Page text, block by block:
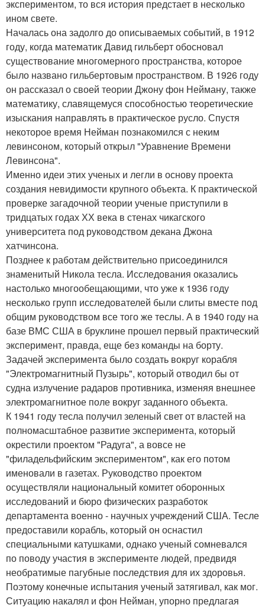
экспериментом, то вся история предстает в несколько
ином свете.
Началась она задолго до описываемых событий, в 1912
году, когда математик Давид гильберт обосновал
существование многомерного пространства, которое
было названо гильбертовым пространством. В 1926 году
он рассказал о своей теории Джону фон Нейману, также
математику, славящемуся способностью теоретические
изыскания направлять в практическое русло. Спустя
некоторое время Нейман познакомился с неким
левинсоном, который открыл "Уравнение Времени
Левинсона".
Именно идеи этих ученых и легли в основу проекта
создания невидимости крупного объекта. К практической
проверке загадочной теории ученые приступили в
тридцатых годах ХХ века в стенах чикагского
университета под руководством декана Джона
хатчинсона.
Позднее к работам действительно присоединился
знаменитый Никола тесла. Исследования оказались
настолько многообещающими, что уже к 1936 году
несколько групп исследователей были слиты вместе под
общим руководством все того же теслы. А в 1940 году на
базе ВМС США в бруклине прошел первый практический
эксперимент, правда, еще без команды на борту.
Задачей эксперимента было создать вокруг корабля
"Электромагнитный Пузырь", который отводил бы от
судна излучение радаров противника, изменяя внешнее
электромагнитное поле вокруг заданного объекта.
К 1941 году тесла получил зеленый свет от властей на
полномасштабное развитие эксперимента, который
окрестили проектом "Радуга", а вовсе не
"филадельфийским экспериментом", как его потом
именовали в газетах. Руководство проектом
осуществляли национальный комитет оборонных
исследований и бюро физических разработок
департамента военно - научных учреждений США. Тесле
предоставили корабль, который он оснастил
специальными катушками, однако ученый сомневался
по поводу участия в эксперименте людей, предвидя
необратимые пагубные последствия для их здоровья.
Поэтому конечные испытания ученый затягивал, как мог.
Ситуацию накалял и фон Нейман, упорно предлагая